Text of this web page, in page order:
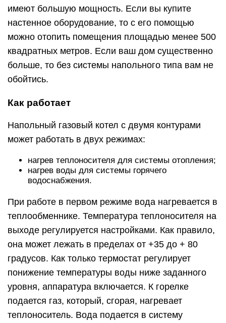
имеют большую мощность. Если вы купите
настенное оборудование, то с его помощью
можно отопить помещения площадью менее 500
квадратных метров. Если ваш дом существенно
больше, то без системы напольного типа вам не
обойтись.
Как работает
Напольный газовый котел с двумя контурами
может работать в двух режимах:
нагрев теплоносителя для системы отопления;
нагрев воды для системы горячего
водоснабжения.
При работе в первом режиме вода нагревается в
теплообменнике. Температура теплоносителя на
выходе регулируется настройками. Как правило,
она может лежать в пределах от +35 до + 80
градусов. Как только термостат регулирует
понижение температуры воды ниже заданного
уровня, аппаратура включается. К горелке
подается газ, который, сгорая, нагревает
теплоноситель. Вода подается в систему